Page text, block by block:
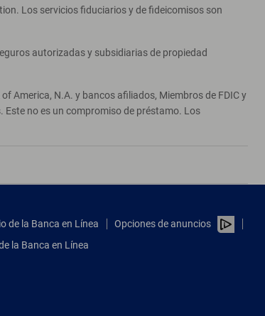
Los servicios fiduciarios y de fideicomisos son
autorizadas y subsidiarias de propiedad
America, N.A. y bancos afiliados, Miembros de FDIC y
no es un compromiso de préstamo. Los
de la Banca en Línea
Opciones de anuncios
la Banca en Línea